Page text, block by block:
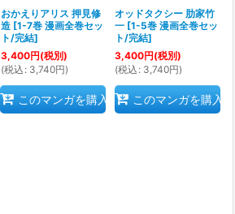
おかえりアリス 押見修
造 [1-7巻 漫画全巻セッ
ト/完結]
3,400円(税別)
(税込 : 3,740円)
このマンガを購入
オッドタクシー 肋家竹
一 [1-5巻 漫画全巻セッ
ト/完結]
3,400円(税別)
(税込 : 3,740円)
このマンガを購入